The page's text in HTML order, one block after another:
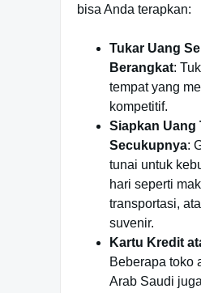
bisa Anda terapkan:
Tukar Uang
Berangkat:
tempat yang
kompetitif.
Siapkan Uang
Secukupnya:
tunai untuk
hari seperti
transportasi,
suvenir.
Kartu Kredit
Beberapa toko
Arab Saudi